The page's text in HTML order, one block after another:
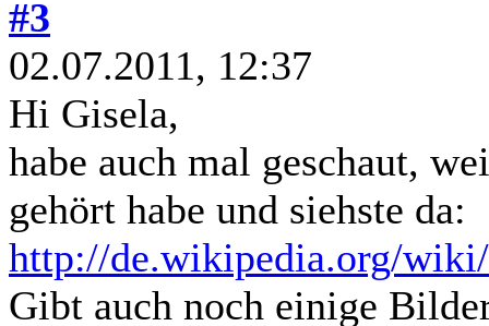
#3
02.07.2011, 12:37
Hi Gisela,
habe auch mal geschaut,
gehört habe und siehste da:
http://de.wikipedia.org/
Gibt auch noch einige